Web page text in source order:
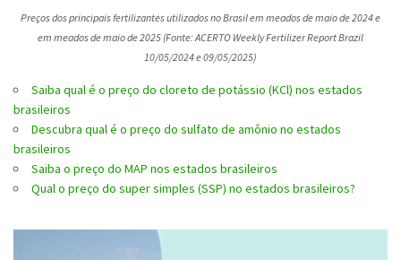
Preços dos principais fertilizantes utilizados no Brasil em meados de maio de 2024 e
em meados de maio de 2025(Fonte: ACERTO WeeklyFertilizerReportBrazil
10/05/2024 e 09/05/2025)
Saiba qual é o preço do cloreto de potássio (KCl) nos estados
brasileiros
Descubra qual é o preço do sulfato de amônio no estados
brasileiros
Saiba o preço do MAP nos estados brasileiros
Qual o preço do super simples (SSP) no estados brasileiros?